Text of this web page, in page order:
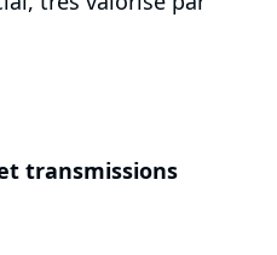
transmissions